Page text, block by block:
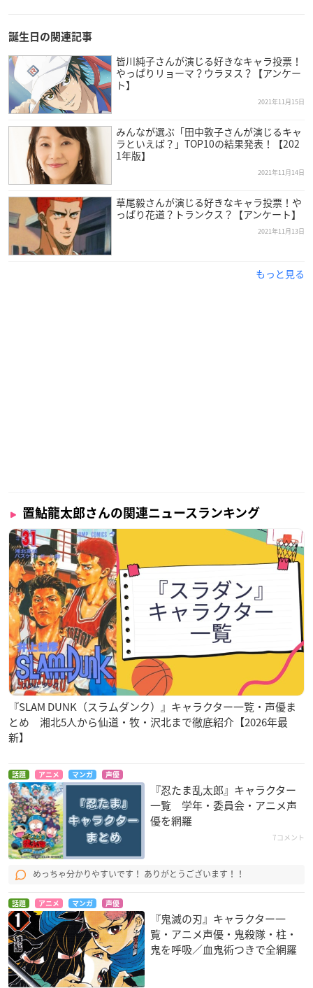
置鮎さんは大阪府出身で現在青二プロダクションに所属してお
り、今年で52歳を迎えます。
幼少の頃からアニメが好きで、高校1年生の頃に「声優をやっ
てみたい」と考えた置鮎さん。
卒業後に養成所・オーディションを経て、現在の事務所である
誕生日の関連記事
皆川純子さんが演じる好きなキャラ投票！
やっぱりリョーマ？ウラヌス？【アンケー
ト】
2021年11月15日
みんなが選ぶ「田中敦子さんが演じるキャ
ラといえば？」TOP10の結果発表！【202
1年版】
2021年11月14日
草尾毅さんが演じる好きなキャラ投票！や
っぱり花道？トランクス？【アンケート】
2021年11月13日
もっと見る
置鮎龍太郎さんの関連ニュースランキング
『SLAM DUNK（スラムダンク）』キャラクター一覧・声優ま
とめ 湘北5人から仙道・牧・沢北まで徹底紹介【2026年最
新】
話題 アニメ マンガ 声優
『忍たま乱太郎』キャラクター
一覧 学年・委員会・アニメ声
優を網羅
7コメント
めっちゃ分かりやすいです！ ありがとうございます！！
話題 アニメ マンガ 声優
『鬼滅の刃』キャラクター一
覧・アニメ声優・鬼殺隊・柱・
鬼を呼吸／血鬼術つきで全網羅